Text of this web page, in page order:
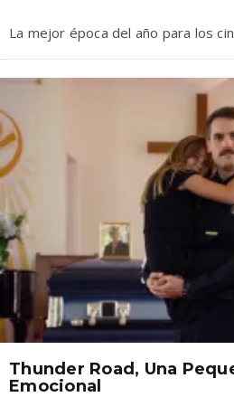
La mejor época del año para los
Thunder Road, Una
Emocional